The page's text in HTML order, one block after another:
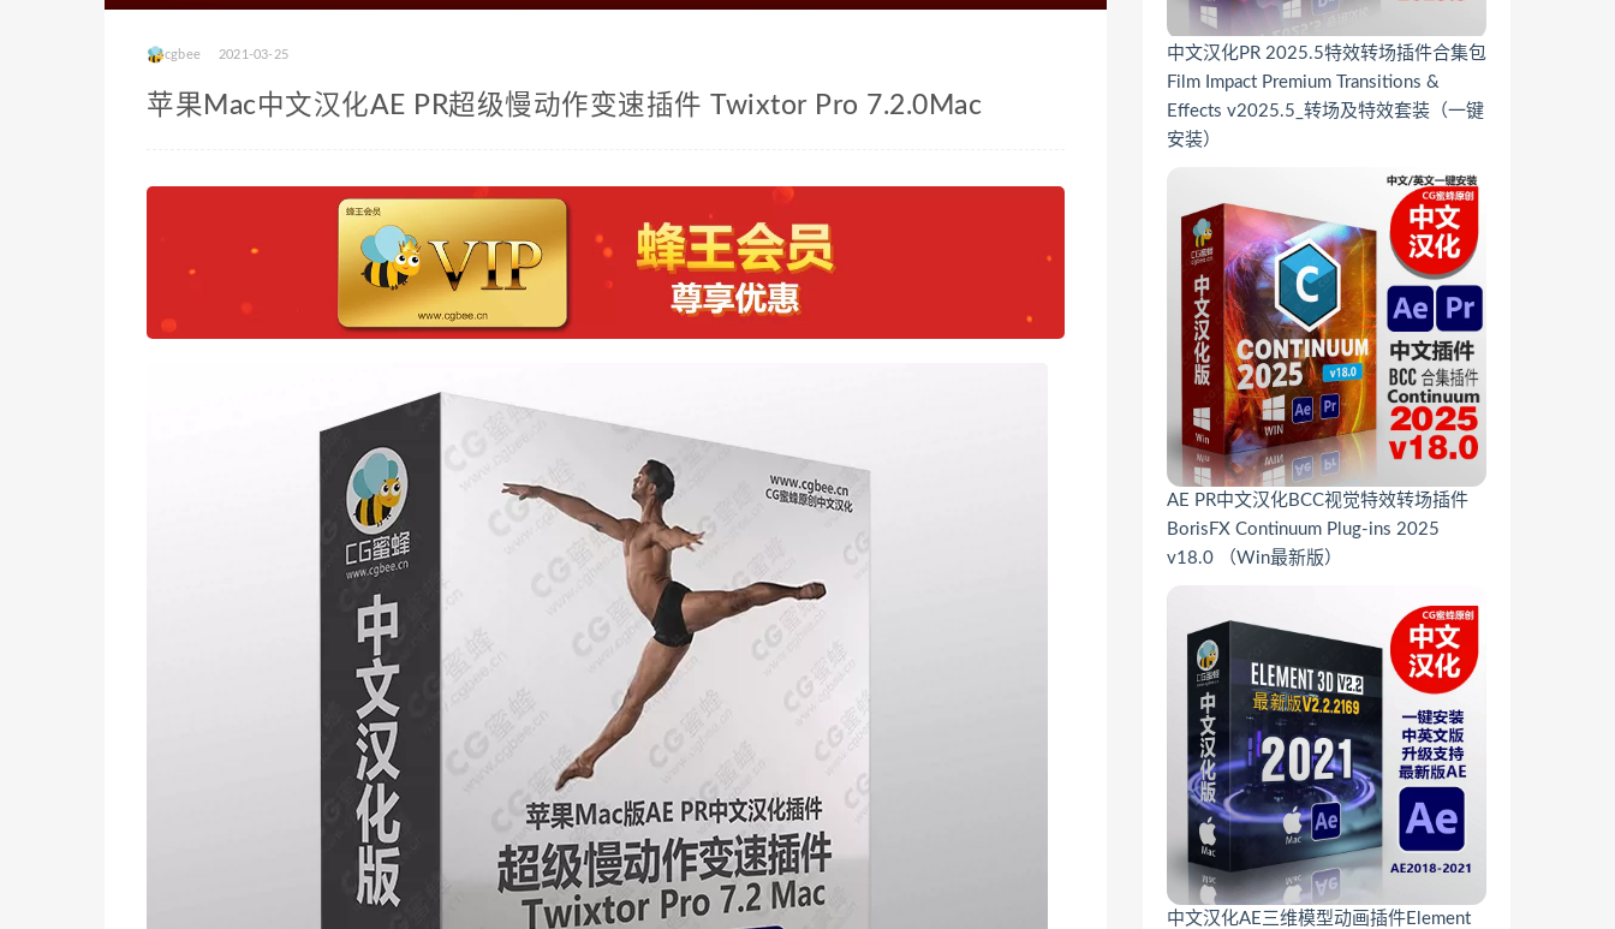
cgbee 2021-03-25
苹果Mac中文汉化AE PR超级慢动作变速插件 Twixtor Pro 7.2.0Mac
中文汉化PR 2025.5特效转场插件合集包
Film Impact Premium Transitions &
Effects v2025.5_转场及特效套装（一键
安装）
AE PR中文汉化BCC视觉特效转场插件
BorisFX Continuum Plug-ins 2025
v18.0 （Win最新版）
中文汉化AE三维模型动画插件Element